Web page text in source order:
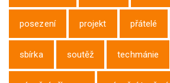
posezení projekt přátelé
sbírka soutěž techmánie